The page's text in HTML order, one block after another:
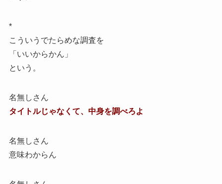
*
こういうでたらめな調査を
「いいからかん」
という。
名無しさん
タイトルじゃなくて、中身を調べろよ
名無しさん
意味わからん